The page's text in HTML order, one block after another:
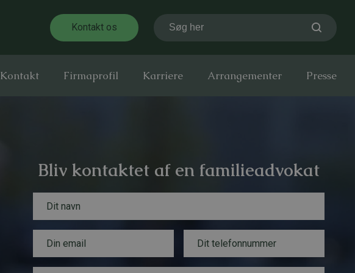
Kontakt os Søg her
Kontakt Firmaprofil Karriere Arrangementer Presse
Bliv kontaktet af en familieadvokat
v
v
a
l